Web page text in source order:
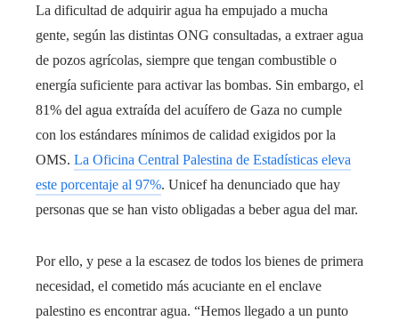
La dificultad de adquirir agua ha empujado a mucha
gente, según las distintas ONG consultadas, a extraer agua
de pozos agrícolas, siempre que tengan combustible o
energía suficiente para activar las bombas. Sin embargo, el
81% del agua extraída del acuífero de Gaza no cumple
con los estándares mínimos de calidad exigidos por la
OMS. La Oficina Central Palestina de Estadísticas eleva
este porcentaje al 97%. Unicef ha denunciado que hay
personas que se han visto obligadas a beber agua del mar.
Por ello, y pese a la escasez de todos los bienes de primera
necesidad, el cometido más acuciante en el enclave
palestino es encontrar agua. “Hemos llegado a un punto